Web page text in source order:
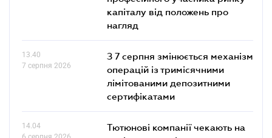
капіталу від положень про
нагляд
13.40
7 серпня 2026
З 7 серпня змінюється механізм
операцій із тримісячними
лімітованими депозитними
сертифікатами
14.04
Тютюнові компанії чекають на